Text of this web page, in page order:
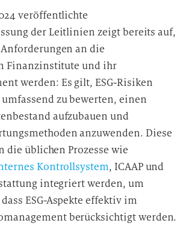
veröffentlichte
der Leitlinien zeigt bereits auf,
an die
Finanzinstitute und ihr
werden: Es gilt, ESG-Risiken
zu bewerten, einen
aufzubauen und
anzuwenden. Diese
die üblichen Prozesse wie
Kontrollsystem, ICAAP und
integriert werden, um
ESG-Aspekte effektiv im
berücksichtigt werden.